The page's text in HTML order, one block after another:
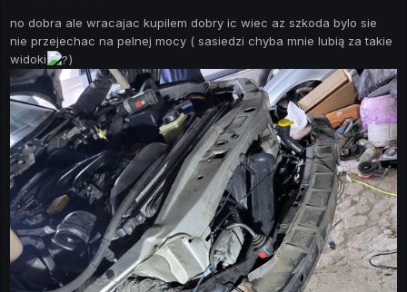
no dobra ale wracajac kupilem dobry ic wiec az szkoda bylo sie
nie przejechac na pelnej mocy ( sasiedzi chyba mnie lubią za takie
widoki
)